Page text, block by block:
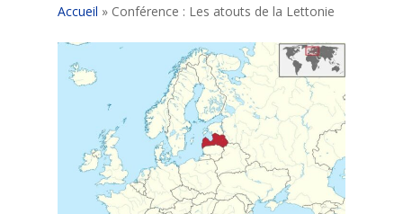
Accueil » Conférence : Les atouts de la Lettonie